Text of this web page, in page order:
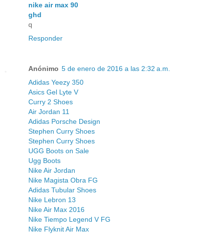
nike air max 90
ghd
q
Responder
Anónimo 5 de enero de 2016 a las 2:32 a.m.
Adidas Yeezy 350
Asics Gel Lyte V
Curry 2 Shoes
Air Jordan 11
Adidas Porsche Design
Stephen Curry Shoes
Stephen Curry Shoes
UGG Boots on Sale
Ugg Boots
Nike Air Jordan
Nike Magista Obra FG
Adidas Tubular Shoes
Nike Lebron 13
Nike Air Max 2016
Nike Tiempo Legend V FG
Nike Flyknit Air Max